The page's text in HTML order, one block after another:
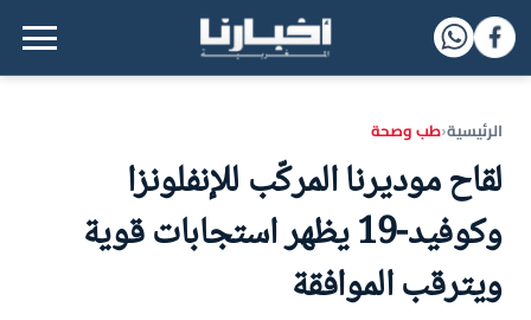
القائمة الرئيسية
الرئيسية‹طب وصحة
لقاح موديرنا المركّب للإنفلونزا
وكوفيد-19 يظهر استجابات قوية
ويترقب الموافقة